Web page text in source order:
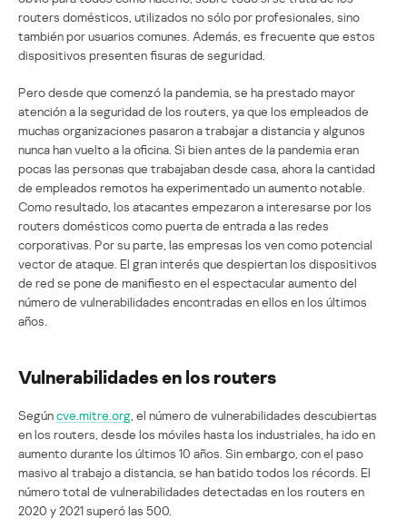
routers domésticos, utilizados no sólo por profesionales, sino
también por usuarios comunes. Además, es frecuente que estos
dispositivos presenten fisuras de seguridad.
Pero desde que comenzó la pandemia, se ha prestado mayor
atención a la seguridad de los routers, ya que los empleados de
muchas organizaciones pasaron a trabajar a distancia y algunos
nunca han vuelto a la oficina. Si bien antes de la pandemia eran
pocas las personas que trabajaban desde casa, ahora la cantidad
de empleados remotos ha experimentado un aumento notable.
Como resultado, los atacantes empezaron a interesarse por los
routers domésticos como puerta de entrada a las redes
corporativas. Por su parte, las empresas los ven como potencial
vector de ataque. El gran interés que despiertan los dispositivos
de red se pone de manifiesto en el espectacular aumento del
número de vulnerabilidades encontradas en ellos en los últimos
años.
Vulnerabilidades en los routers
Segúncve.mitre.org , el número de vulnerabilidades descubiertas
en los routers, desde los móviles hasta los industriales, ha ido en
aumento durante los últimos 10 años. Sin embargo, con el paso
masivo al trabajo a distancia, se han batido todos los récords. El
número total de vulnerabilidades detectadas en los routers en
2020 y 2021 superó las 500.